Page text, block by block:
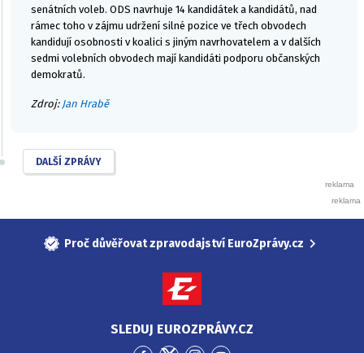
senátních voleb. ODS navrhuje 14 kandidátek a kandidátů, nad
rámec toho v zájmu udržení silné pozice ve třech obvodech
kandidují osobnosti v koalici s jiným navrhovatelem a v dalších
sedmi volebních obvodech mají kandidáti podporu občanských
demokratů.
Zdroj: Jan Hrabě
DALŠÍ ZPRÁVY
Proč důvěřovat zpravodajství EuroZprávy.cz
SLEDUJ EUROZPRÁVY.CZ